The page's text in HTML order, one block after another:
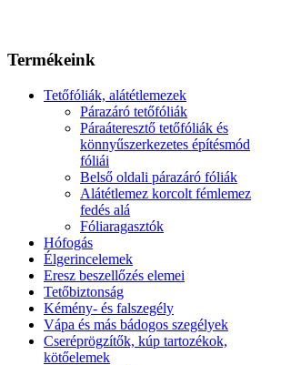
Termékeink
Tetőfóliák, alátétlemezek
Párazáró tetőfóliák
Páraáteresztő tetőfóliák és
könnyűszerkezetes építésmód
fóliái
Belső oldali párazáró fóliák
Alátétlemez korcolt fémlemez
fedés alá
Fóliaragasztók
Hófogás
Élgerincelemek
Eresz beszellőzés elemei
Tetőbiztonság
Kémény- és falszegély
Vápa és más bádogos szegélyek
Cseréprögzítők, kúp tartozékok,
kötőelemek